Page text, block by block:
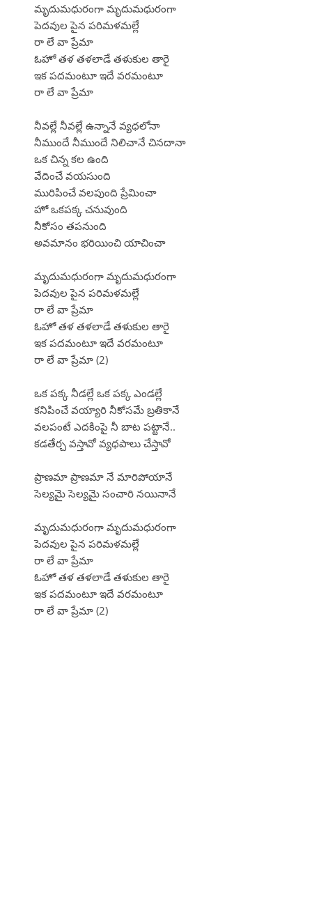
మృదుమధురంగా మృదుమధురంగా
పెదవుల పైన పరిమళమల్లే
రా లే వా ప్రేమా
ఓహో తళ తళలాడే తళుకుల తారై
ఇక పదమంటూ ఇదే వరమంటూ
రా లే వా ప్రేమా
నీవల్లే నీవల్లే ఉన్నానే వ్యధలోనా
నీముందే నీముందే నిలిచానే చినదానా
ఒక చిన్న కల ఉంది
వేదించే వయసుంది
మురిపించే వలపుంది ప్రేమించా
హో ఒకపక్క చనువుంది
నీకోసం తపనుంది
అవమానం భరియించి యాచించా
మృదుమధురంగా మృదుమధురంగా
పెదవుల పైన పరిమళమల్లే
రా లే వా ప్రేమా
ఓహో తళ తళలాడే తళుకుల తారై
ఇక పదమంటూ ఇదే వరమంటూ
రా లే వా ప్రేమా (2)
ఒక పక్క నీడల్లే ఒక పక్క ఎండల్లే
కనిపించే వయ్యారి నీకోసమే బ్రతికానే
వలపంటే ఎదకింపై నీ బాట పట్టానే..
కడతేర్చ వస్తావో వ్యధపాలు చేస్తావో
ప్రాణమా ప్రాణమా నే మారిపోయానే
సెల్యమై సెల్యమై సంచారి నయినానే
మృదుమధురంగా మృదుమధురంగా
పెదవుల పైన పరిమళమల్లే
రా లే వా ప్రేమా
ఓహో తళ తళలాడే తళుకుల తారై
ఇక పదమంటూ ఇదే వరమంటూ
రా లే వా ప్రేమా (2)